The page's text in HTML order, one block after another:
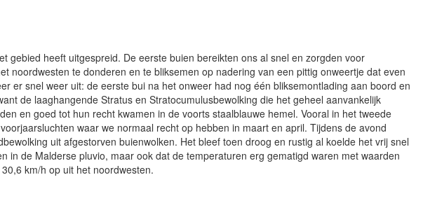
gebied heeft uitgespreid. De eerste buien bereikten ons al snel en zorgden voor
te donderen en te bliksemen op nadering van een pittig onweertje dat even
er snel weer uit: de eerste bui na het onweer had nog één bliksemontlading aan boord en
de laaghangende Stratus en Stratocumulusbewolking die het geheel aanvankelijk
en goed tot hun recht kwamen in de voorts staalblauwe hemel. Vooral in het tweede
waar we normaal recht op hebben in maart en april. Tijdens de avond
uit afgestorven buienwolken. Het bleef toen droog en rustig al koelde het vrij snel
de Malderse pluvio, maar ook dat de temperaturen erg gematigd waren met waarden
km/h op uit het noordwesten.